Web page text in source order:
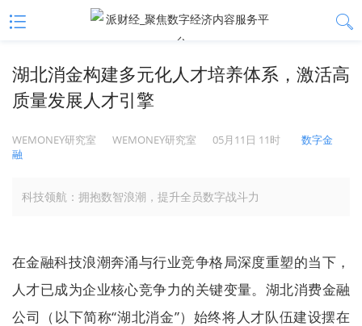
湖北消金构建多元化人才培养体系，激活高
质量发展人才引擎
WEMONEY研究室 WEMONEY研究室 05月11日 11时
数字金
融
科技领航：拥抱数智浪潮，提升全员数字战斗力
在金融科技浪潮奔涌与行业竞争格局深度重塑的当下，
人才已成为企业核心竞争力的关键变量。湖北消费金融
公司（以下简称“湖北消金”）始终将人才队伍建设摆在